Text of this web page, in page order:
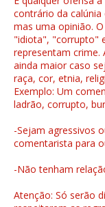
contrário da
mas uma opinião.
"idiota", "corrupto"
representam crime.
ainda maior caso
raça, cor, etnia,
Exemplo: Um
ladrão, corrupto,
-Sejam agressivos
comentarista para
-Não tenham
Atenção: Só serão